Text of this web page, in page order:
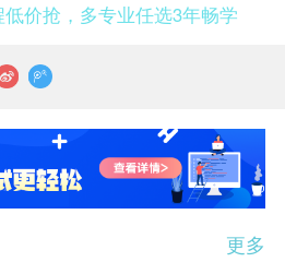
价抢，多专业任选3年畅学
更多